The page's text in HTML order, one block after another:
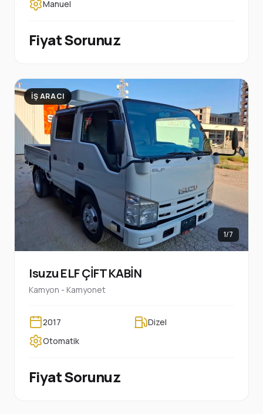
Manuel
Fiyat Sorunuz
İŞ ARACI
1/7
Isuzu ELF ÇİFT KABİN
Kamyon - Kamyonet
2017
Dizel
Otomatik
Fiyat Sorunuz